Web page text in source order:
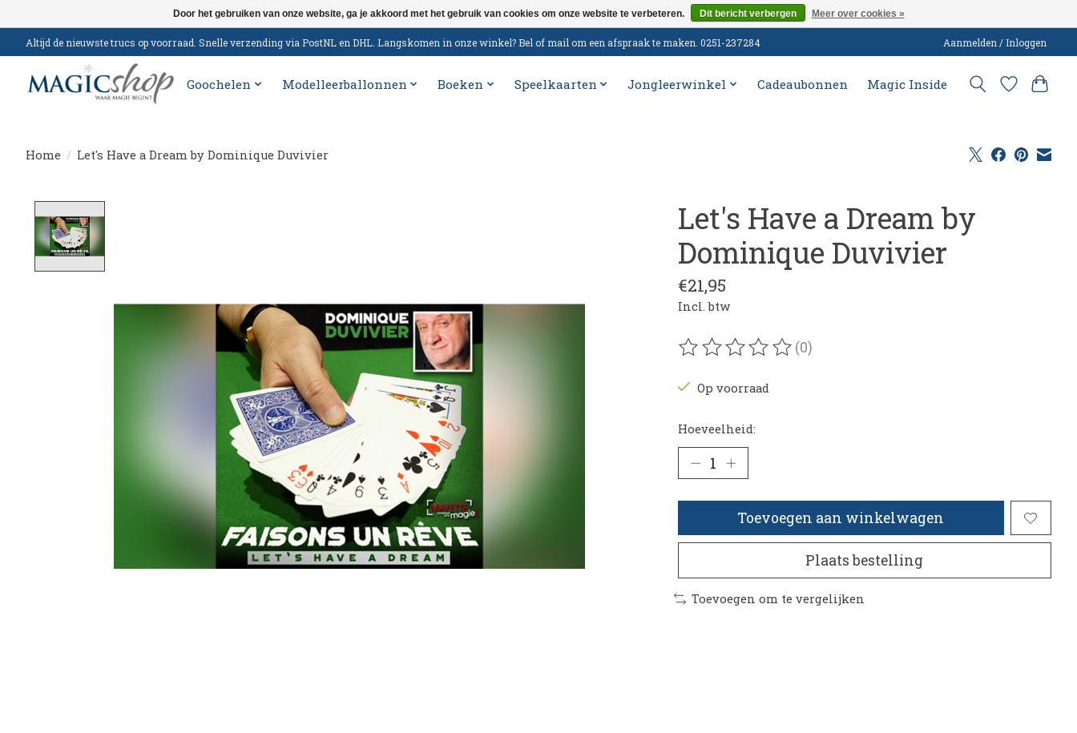
Altijd de nieuwste trucs op voorraad. Snelle verzending via PostNL en DHL. Langskomen in onze winkel? Bel of mail om een afspraak te maken. 0251-237284 Aanmelden / Inloggen
Goochelen Modelleerballonnen Boeken Speelkaarten Jongleerwinkel Cadeaubonnen Magic Inside
Home / Let's Have a Dream by Dominique Duvivier
Let's Have a Dream by
Dominique Duvivier
€21,95
Incl. btw
De beoordeling van dit product is
(0)
Op voorraad
Hoeveelheid:
Toevoegen aan winkelwagen
Plaats bestelling
Toevoegen om te vergelijken
Door het gebruiken van onze website, ga je akkoord met het gebruik van cookies om onze website te verbeteren. Dit bericht verbergen Meer over cookies »